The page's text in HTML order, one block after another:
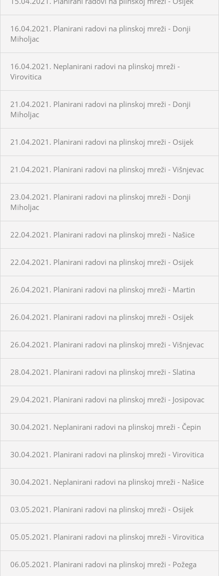
16.04.2021. Planirani radovi na plinskoj mreži - Donji
Miholjac
16.04.2021. Neplanirani radovi na plinskoj mreži -
Virovitica
21.04.2021. Planirani radovi na plinskoj mreži - Donji
Miholjac
21.04.2021. Planirani radovi na plinskoj mreži - Osijek
21.04.2021. Planirani radovi na plinskoj mreži - Višnjevac
23.04.2021. Planirani radovi na plinskoj mreži - Donji
Miholjac
22.04.2021. Planirani radovi na plinskoj mreži - Našice
22.04.2021. Planirani radovi na plinskoj mreži - Osijek
26.04.2021. Planirani radovi na plinskoj mreži - Martin
26.04.2021. Planirani radovi na plinskoj mreži - Osijek
26.04.2021. Planirani radovi na plinskoj mreži - Višnjevac
28.04.2021. Planirani radovi na plinskoj mreži - Slatina
29.04.2021. Planirani radovi na plinskoj mreži - Josipovac
30.04.2021. Neplanirani radovi na plinskoj mreži - Čepin
30.04.2021. Planirani radovi na plinskoj mreži - Virovitica
30.04.2021. Neplanirani radovi na plinskoj mreži - Našice
03.05.2021. Planirani radovi na plinskoj mreži - Osijek
05.05.2021. Planirani radovi na plinskoj mreži - Virovitica
06.05.2021. Planirani radovi na plinskoj mreži - Požega